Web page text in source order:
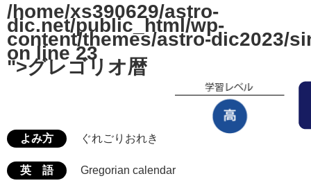
/home/xs390629/astro-
dic.net/public_html/wp-
content/themes/astro-dic2023/
on line 23
">グレゴリオ暦
よみ方 ぐれごりおれき
英 語 Gregorian calendar